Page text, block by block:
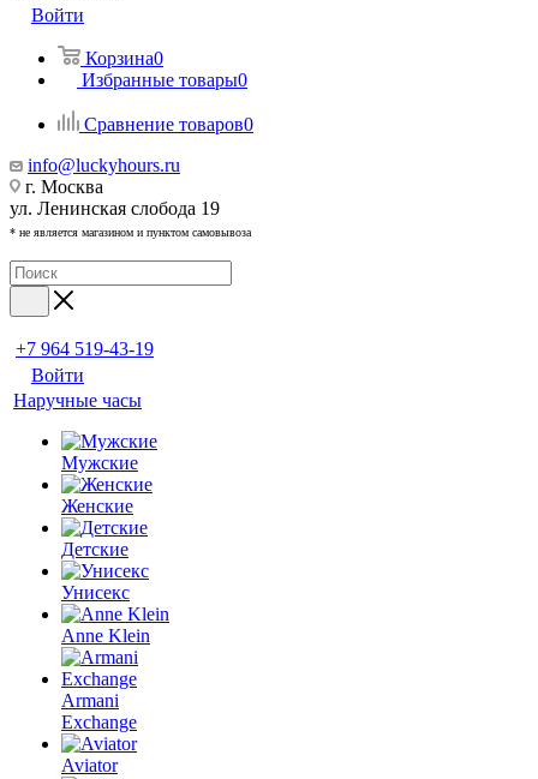
Войти
Корзина0
Избранные товары0
Сравнение товаров0
info@luckyhours.ru
г. Москва
ул. Ленинская слобода 19
* не является магазином и пунктом самовывоза
+7 964 519-43-19
Войти
Наручные часы
Мужские
Женские
Детские
Унисекс
Anne Klein
Armani
Exchange
Aviator